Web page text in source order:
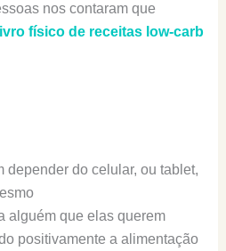
nos contaram que
livro físico de receitas low-carb
depender do celular, ou tablet,
alguém que elas querem
positivamente a alimentação